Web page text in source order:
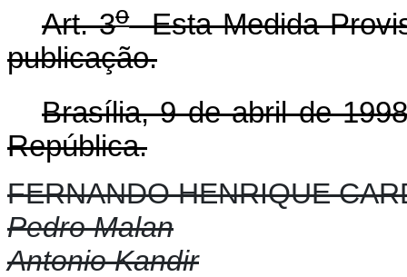
Art. 3oEsta Medida
publicação.
Brasília, 9 de abril de
República.
FERNANDO HENRIQUE
Pedro Malan
Antonio Kandir